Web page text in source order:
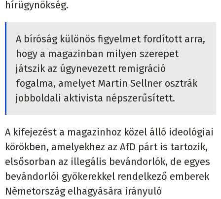
hírügynökség.
A bíróság különös figyelmet fordított arra,
hogy a magazinban milyen szerepet
játszik az úgynevezett remigráció
fogalma, amelyet Martin Sellner osztrák
jobboldali aktivista népszerűsített.
A kifejezést a magazinhoz közel álló ideológiai
körökben, amelyekhez az AfD párt is tartozik,
elsősorban az illegális bevándorlók, de egyes
bevándorlói gyökerekkel rendelkező emberek
Németország elhagyására irányuló